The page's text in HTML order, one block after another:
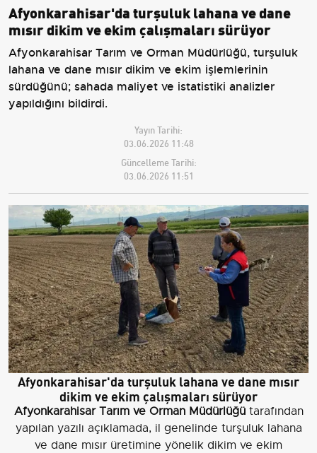
Afyonkarahisar'da turşuluk lahana ve dane
mısır dikim ve ekim çalışmaları sürüyor
Afyonkarahisar Tarım ve Orman Müdürlüğü, turşuluk
lahana ve dane mısır dikim ve ekim işlemlerinin
sürdüğünü; sahada maliyet ve istatistiki analizler
yapıldığını bildirdi.
Yayın Tarihi:
03.06.2026 11:48
Güncelleme Tarihi:
03.06.2026 11:51
Afyonkarahisar'da turşuluk lahana ve dane mısır
dikim ve ekim çalışmaları sürüyor
Afyonkarahisar Tarım ve Orman Müdürlüğütarafından
yapılan yazılı açıklamada, il genelinde turşuluk lahana
ve dane mısır üretimine yönelik dikim ve ekim